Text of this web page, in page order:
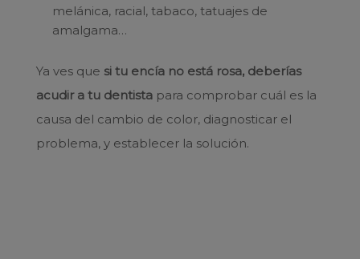
melánica, racial, tabaco, tatuajes de
amalgama…
Ya ves que si tu encía no está rosa, deberías
acudir a tu dentista para comprobar cuál es la
causa del cambio de color, diagnosticar el
problema, y establecer la solución.